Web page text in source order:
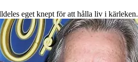
eget knept för att hålla liv i kärleken.